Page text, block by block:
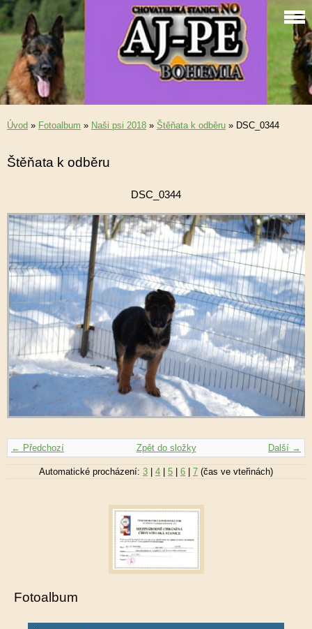
Úvod » Fotoalbum » Naši psi 2018 » Štěňata k odběru » DSC_0344
Štěňata k odběru
DSC_0344
← Předchozí Další →
Zpět do složky
Automatické procházení: 3 | 4 | 5 | 6 | 7 (čas ve vteřinách)
Fotoalbum